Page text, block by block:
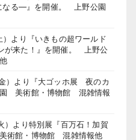
なる―』を開催。 上野公園
より『いきもの超ワールド
が来た！』を開催。 上野公
）より『大ゴッホ展 夜のカ
美術館・博物館 混雑情報
）より特別展『百万石！加賀
術館・博物館 混雑情報他